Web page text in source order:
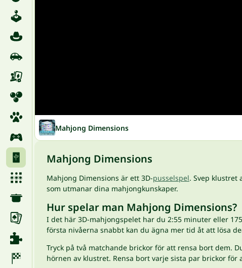
Mahjong Dimensions
Mahjong Dimensions
Mahjong Dimensions är ett 3D-pusselspel. Svep klustret
som utmanar dina mahjongkunskaper.
Hur spelar man Mahjong Dimensions?
I det här 3D-mahjongspelet har du 2:55 minuter eller
första nivåerna snabbt kan du ägna mer tid åt att lösa
Tryck på två matchande brickor för att rensa bort dem.
hörnen av klustret. Rensa bort varje sista par brickor för